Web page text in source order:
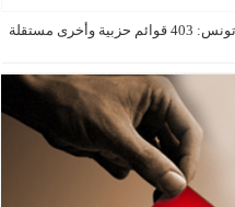
تونس: 403 قوائم حزبية وأخرى مستقلة